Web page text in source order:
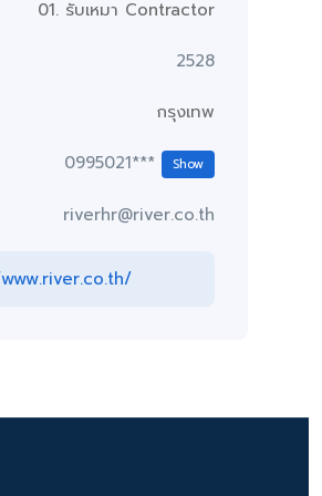
01. รับเหมา Contractor
2528
กรุงเทพ
0995021*** Show
riverhr@river.co.th